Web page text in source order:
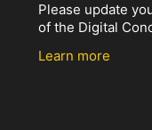
Please update
of the Digital
Learn more